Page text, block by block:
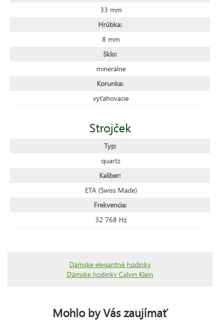
33 mm
Hrúbka:
8 mm
Sklo:
minerálne
Korunka:
vyťahovacie
Strojček
Typ:
quartz
Kaliber:
ETA (Swiss Made)
Frekvencia:
32 768 Hz
Dámske elegantné hodinky
Dámske hodinky Calvin Klein
Mohlo by Vás zaujímať